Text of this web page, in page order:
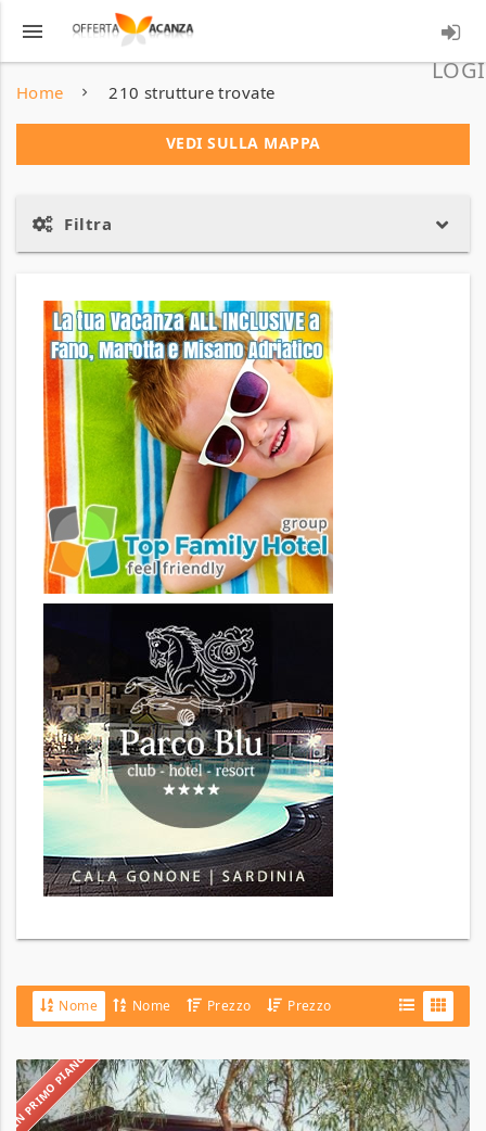
menu
Home 210 strutture trovate
VEDI SULLA MAPPA
Filtra
Nome Nome Prezzo Prezzo
IN PRIMO PIANO
Camping
il
Gabbiano